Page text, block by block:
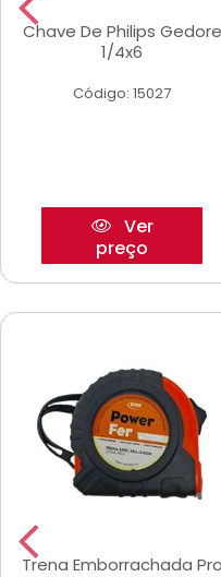
Chave De Philips Gedore
1/4x6
Código: 15027
Ver
preço
Trena Emborrachada Pro